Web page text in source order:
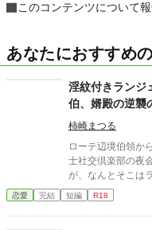
このコンテンツについて
あなたにおすすめ
淫紋付きランジ
伯、婿殿の逆襲
柿崎まつる
ローテ辺境伯領か
士社交倶楽部の夜
が、なんとそこは
です ムーンライト
恋愛 完結 短編 R18